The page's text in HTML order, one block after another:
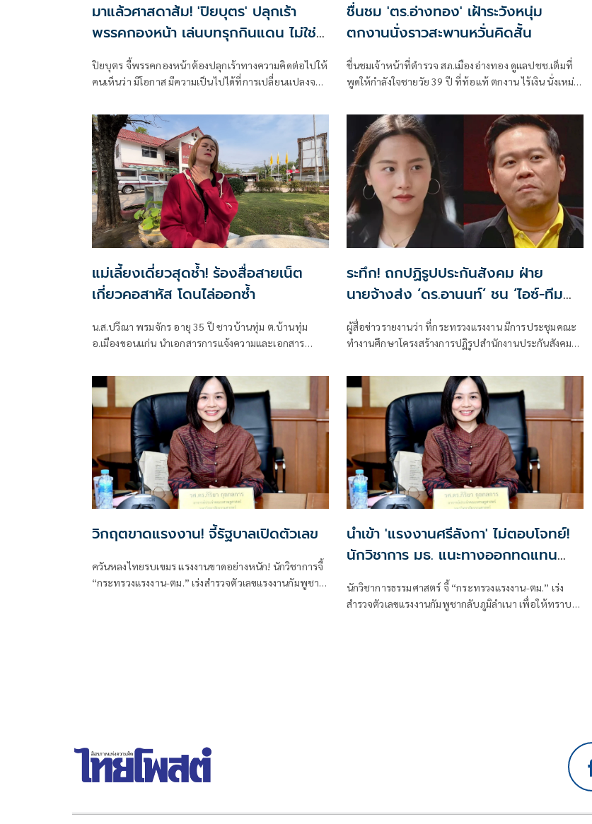
มาแล้วศาสดาส้ม! 'ปิยบุตร' ปลุกเร้า
พรรคกองหน้า เล่นบทรุกกินแดน ไม่ใช่
แค่รักษาฐานที่มั่น
ปิยบุตร จี้พรรคกองหน้าต้องปลุกเร้าทางความคิดต่อไปให้
คนเห็นว่า มีโอกาส มีความเป็นไปได้ที่การเปลี่ยนแปลงจะ
ชื่นชม 'ตร.อ่างทอง' เฝ้าระวังหนุ่ม
ตกงานนั่งราวสะพานหวั่นคิดสั้น
ชื่นชมเจ้าหน้าที่ตำรวจ สภ.เมืองอ่างทอง ดูแลปชช.เต็มที่
พูดให้กำลังใจชายวัย 39 ปี ที่ท้อแท้ ตกงาน ไร้เงิน นั่งเหม่อ
ให้ไปรับประทานอาหาร
แม่เลี้ยงเดี่ยวสุดช้ำ! ร้องสื่อสายเน็ต
เกี่ยวคอสาหัส โดนไล่ออกซ้ำ
น.ส.ปวีณา พรมจักร อายุ 35 ปี ชาวบ้านทุ่ม ต.บ้านทุ่ม
อ.เมืองขอนแก่น นำเอกสารการแจ้งความและเอกสาร
ระทึก! ถกปฏิรูปประกันสังคม ฝ่าย
นายจ้างส่ง ‘ดร.อานนท์’ ชน ‘ไอซ์-ทีม
ก้าวหน้า’
ผู้สื่อข่าวรายงานว่า ที่กระทรวงแรงงาน มีการประชุมคณะ
ทำงานศึกษาโครงสร้างการปฏิรูปสำนักงานประกันสังคม
วิกฤตขาดแรงงาน! จี้รัฐบาลเปิดตัวเลข
ควันหลงไทยรบเขมร แรงงานขาดอย่างหนัก! นักวิชาการจี้
“กระทรวงแรงงาน-ตม.” เร่งสำรวจตัวเลขแรงงานกัมพูชา
นำเข้า 'แรงงานศรีลังกา' ไม่ตอบโจทย์!
นักวิชาการ มธ. แนะทางออกทดแทน
กัมพูชากลับภูมิลำเนา
นักวิชาการธรรมศาสตร์ จี้ “กระทรวงแรงงาน-ตม.” เร่ง
สำรวจตัวเลขแรงงานกัมพูชากลับภูมิลำเนา เพื่อให้ทราบ